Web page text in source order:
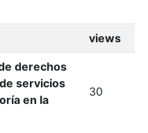
views
derechos
servicios
en la
30